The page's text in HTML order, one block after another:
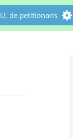
U, de petitionaris